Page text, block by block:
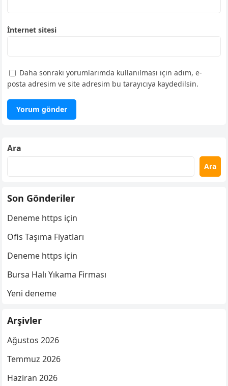
İnternet sitesi
Daha sonraki yorumlarımda kullanılması için adım, e-
posta adresim ve site adresim bu tarayıcıya kaydedilsin.
Ara
Ara
Son Gönderiler
Deneme https için
Ofis Taşıma Fiyatları
Deneme https için
Bursa Halı Yıkama Firması
Yeni deneme
Arşivler
Ağustos 2026
Temmuz 2026
Haziran 2026